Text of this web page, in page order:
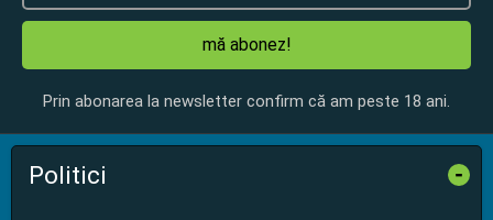
mă abonez!
Prin abonarea la newsletter confirm că am peste 18 ani.
Politici -